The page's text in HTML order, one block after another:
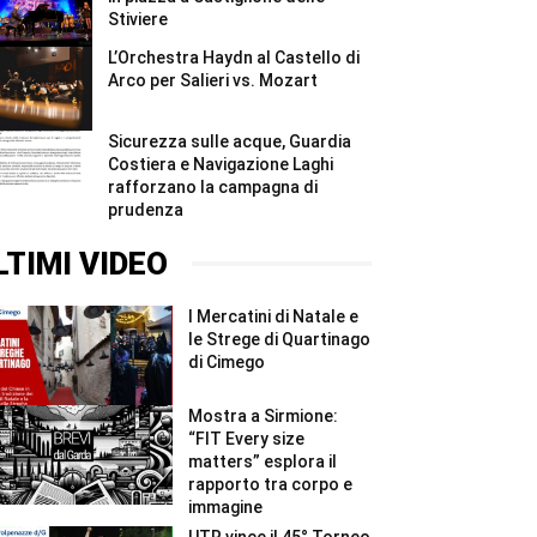
Stiviere
L’Orchestra Haydn al Castello di
Arco per Salieri vs. Mozart
Sicurezza sulle acque, Guardia
Costiera e Navigazione Laghi
rafforzano la campagna di
prudenza
VIDEO
I Mercatini di Natale e
le Strege di Quartinago
di Cimego
Mostra a Sirmione:
“FIT Every size
matters” esplora il
rapporto tra corpo e
immagine